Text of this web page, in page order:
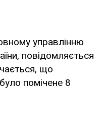
управлінню
повідомляється
що
помічене 8